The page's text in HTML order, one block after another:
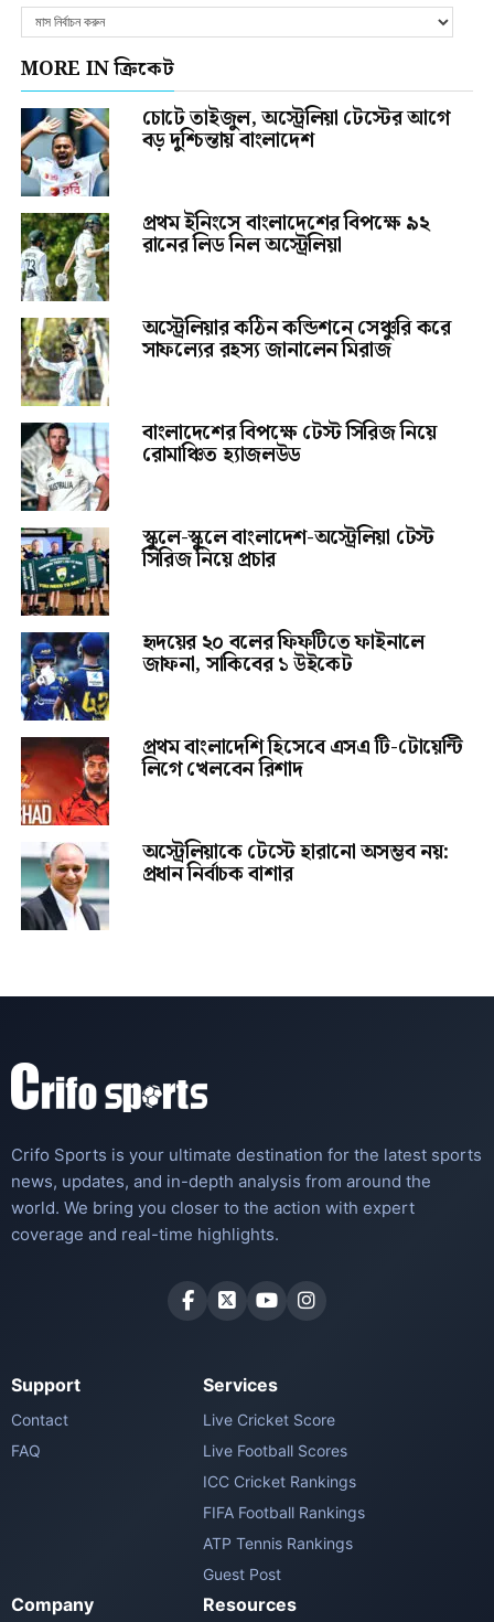
MORE IN ক্রিকেট
চোটে তাইজুল, অস্ট্রেলিয়া টেস্টের আগে
বড় দুশ্চিন্তায় বাংলাদেশ
প্রথম ইনিংসে বাংলাদেশের বিপক্ষে ৯২
রানের লিড নিল অস্ট্রেলিয়া
অস্ট্রেলিয়ার কঠিন কন্ডিশনে সেঞ্চুরি করে
সাফল্যের রহস্য জানালেন মিরাজ
বাংলাদেশের বিপক্ষে টেস্ট সিরিজ নিয়ে
রোমাঞ্চিত হ্যাজলউড
স্কুলে-স্কুলে বাংলাদেশ-অস্ট্রেলিয়া টেস্ট
সিরিজ নিয়ে প্রচার
হৃদয়ের ২০ বলের ফিফটিতে ফাইনালে
জাফনা, সাকিবের ১ উইকেট
প্রথম বাংলাদেশি হিসেবে এসএ টি-টোয়েন্টি
লিগে খেলবেন রিশাদ
অস্ট্রেলিয়াকে টেস্টে হারানো অসম্ভব নয়:
প্রধান নির্বাচক বাশার
Crifo Sports is your ultimate destination for the latest sports
news, updates, and in-depth analysis from around the
world. We bring you closer to the action with expert
coverage and real-time highlights.
Support
Contact
FAQ
Services
Live Cricket Score
Live Football Scores
ICC Cricket Rankings
FIFA Football Rankings
ATP Tennis Rankings
Guest Post
Company Resources